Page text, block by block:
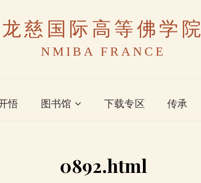
龙慈国际高等佛学院
NMIBA FRANCE
悟 图书馆 下载专区 传承
0892.html